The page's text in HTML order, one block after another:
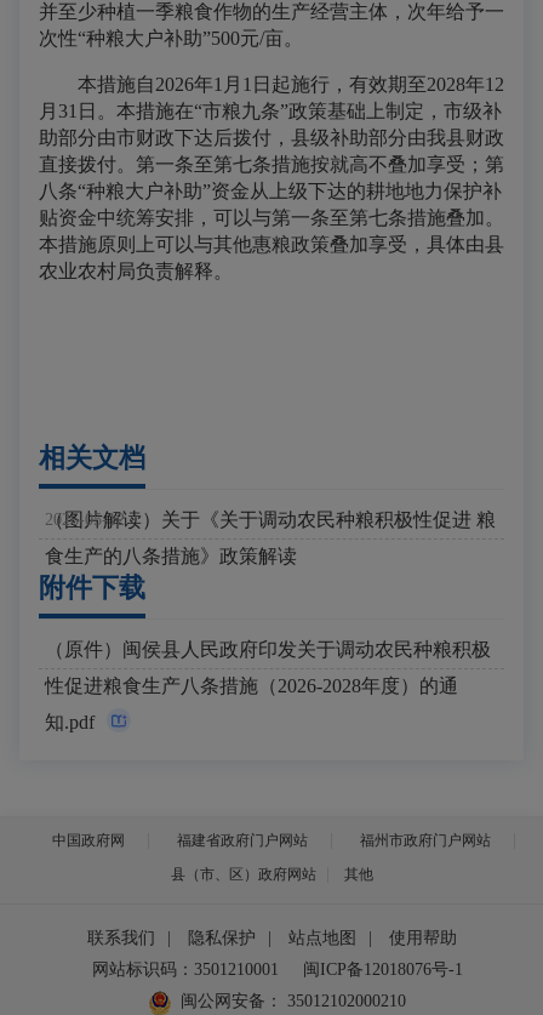
并至少种植一季粮食作物的生产经营主体，次年给予一
次性“种粮大户补助”500元/亩。
本措施自2026年1月1日起施行，有效期至2028年12
月31日。本措施在“市粮九条”政策基础上制定，市级补
助部分由市财政下达后拨付，县级补助部分由我县财政
直接拨付。第一条至第七条措施按就高不叠加享受；第
八条“种粮大户补助”资金从上级下达的耕地地力保护补
贴资金中统筹安排，可以与第一条至第七条措施叠加。
本措施原则上可以与其他惠粮政策叠加享受，具体由县
农业农村局负责解释。
相关文档
2026-05-12
（图片解读）关于《关于调动农民种粮积极性促进 粮
食生产的八条措施》政策解读
附件下载
（原件）闽侯县人民政府印发关于调动农民种粮积极
性促进粮食生产八条措施（2026-2028年度）的通
知.pdf
中国政府网 福建省政府门户网站
福州市政府门户网站
县（市、区）政府网站
其他
联系我们 隐私保护 站点地图
使用帮助
网站标识码：3501210001
闽ICP备12018076号-1
闽公网安备：
35012102000210